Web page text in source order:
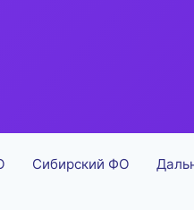
Сибирский ФО